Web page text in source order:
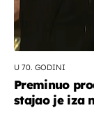
U 70. GODINI
Preminuo
stajao je iza